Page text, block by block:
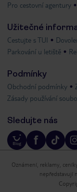
Pro cestovní agentury
Užitečné
Cestujte s TUI
Parkování u letiště
Podmínky
Obchodní podmínky
Zásady používání
Sledujte nás
Oznámení, reklamy,
nepředstavují